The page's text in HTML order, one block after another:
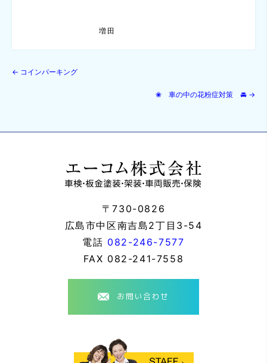
増田
← コインパーキング
❀ 車の中の花粉症対策 🚘 →
〒730-0826
広島市中区南吉島2丁目3-54
電話 082-246-7577
FAX 082-241-7558
お問い合わせ